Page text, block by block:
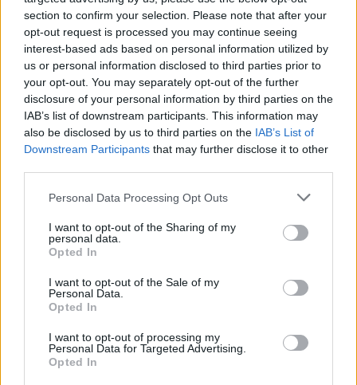
section to confirm your selection. Please note that after your
opt-out request is processed you may continue seeing
interest-based ads based on personal information utilized by
us or personal information disclosed to third parties prior to
your opt-out. You may separately opt-out of the further
disclosure of your personal information by third parties on the
IAB’s list of downstream participants. This information may
also be disclosed by us to third parties on the IAB’s List of
Downstream Participants that may further disclose it to other
Personal Data Processing Opt Outs
I want to opt-out of the Sharing of my
personal data.
Opted In
I want to opt-out of the Sale of my
Personal Data.
Opted In
I want to opt-out of processing my
Personal Data for Targeted Advertising.
Opted In